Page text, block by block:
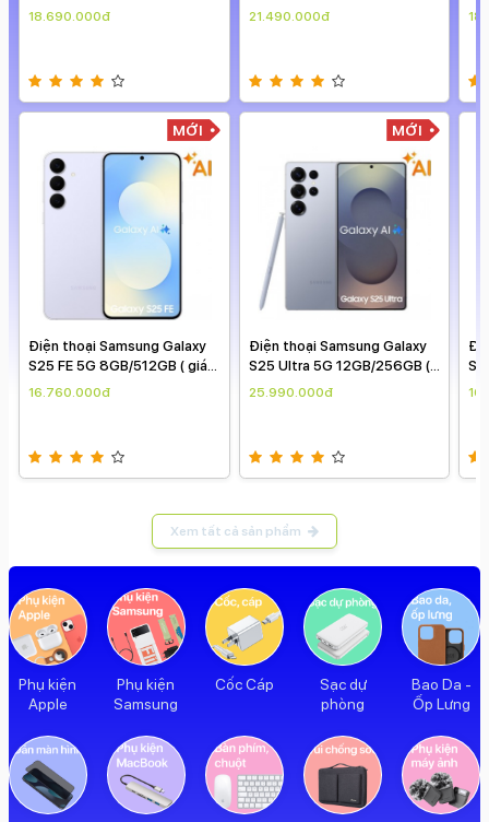
theo ngày )
18.690.000đ
MỚI
Điện thoại Samsung Galaxy
S25 FE 5G 8GB/512GB ( giá
theo ngày )
16.760.000đ
theo ngày )
21.490.000đ
MỚI
Điện thoại Samsung Galaxy
S25 Ultra 5G 12GB/256GB (
giá theo ngày )
25.990.000đ
Xem tất cả sản phẩm
Phụ kiện
Apple
Phụ kiện
Samsung
Cốc Cáp
Sạc dự
phòng
Bao Da -
Ốp Lưng